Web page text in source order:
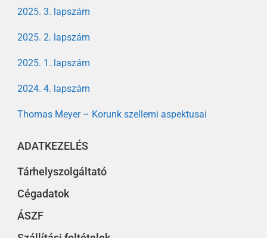
2025. 3. lapszám
2025. 2. lapszám
2025. 1. lapszám
2024. 4. lapszám
Thomas Meyer – Korunk szellemi aspektusai
ADATKEZELÉS
Tárhelyszolgáltató
Cégadatok
ÁSZF